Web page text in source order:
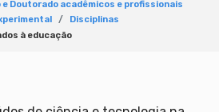
Doutorado acadêmicos e profissionais
Disciplinas
à educação